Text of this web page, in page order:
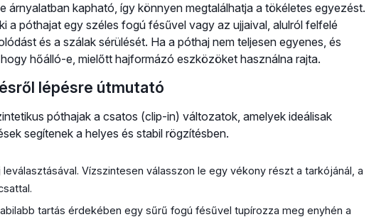
árnyalatban kapható, így könnyen megtalálhatja a tökéletes egyezést.
a póthajat egy széles fogú fésűvel vagy az ujjaival, alulról felfelé
és a szálak sérülését. Ha a póthaj nem teljesen egyenes, és
hőálló-e, mielőtt hajformázó eszközöket használna rajta.
lépésre útmutató
póthajak a csatos (clip-in) változatok, amelyek ideálisak
segítenek a helyes és stabil rögzítésben.
leválasztásával. Vízszintesen válasszon le egy vékony részt a tarkójánál, a
tartás érdekében egy sűrű fogú fésűvel tupírozza meg enyhén a